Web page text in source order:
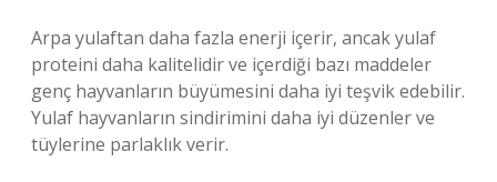
Arpa yulaftan daha fazla enerji içerir, ancak yulaf
proteini daha kalitelidir ve içerdiği bazı maddeler
genç hayvanların büyümesini daha iyi teşvik edebilir.
Yulaf hayvanların sindirimini daha iyi düzenler ve
tüylerine parlaklık verir.